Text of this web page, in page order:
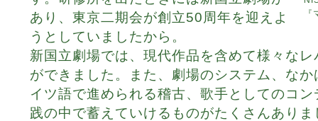
あり、東京二期会が創立50周年を迎えよ
うとしていましたから。
新国立劇場では、現代作品を含めて様々な
ができました。また、劇場のシステム、な
イツ語で進められる稽古、歌手としてのコ
践の中で蓄えていけるものがたくさんありま